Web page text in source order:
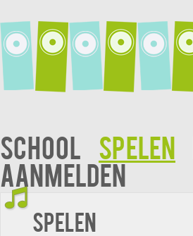
School Spelen
Aanmelden
Spelen